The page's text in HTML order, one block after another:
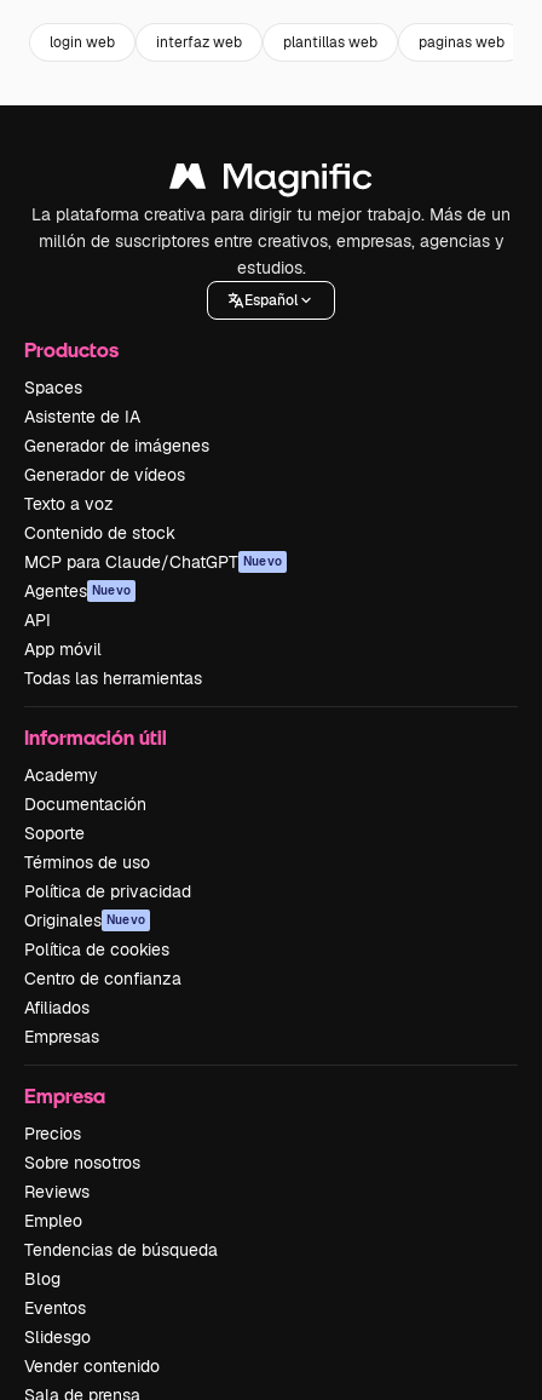
login web interfaz web plantillas web paginas web
La plataforma creativa para dirigir tu mejor trabajo. Más de un
millón de suscriptores entre creativos, empresas, agencias y
estudios.
Español
Productos
Spaces
Asistente de IA
Generador de imágenes
Generador de vídeos
Texto a voz
Contenido de stock
MCP para Claude/ChatGPT Nuevo
Agentes Nuevo
API
App móvil
Todas las herramientas
Información útil
Academy
Documentación
Soporte
Términos de uso
Política de privacidad
Originales Nuevo
Política de cookies
Centro de confianza
Afiliados
Empresas
Empresa
Precios
Sobre nosotros
Reviews
Empleo
Tendencias de búsqueda
Blog
Eventos
Slidesgo
Vender contenido
Sala de prensa